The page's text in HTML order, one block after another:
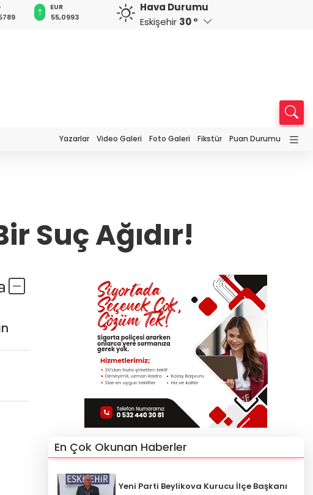
55,0993
64,2284
CHF
59,0089
CAD
33,9631
Hava Durumu
Eskişehir 30 °
Yazarlar Video Galeri Foto Galeri Fikstür Puan Durumu
Suç Ağıdır!
En Çok Okunan Haberler
Yeni Parti Beylikova Kurucu İlçe Başkanı